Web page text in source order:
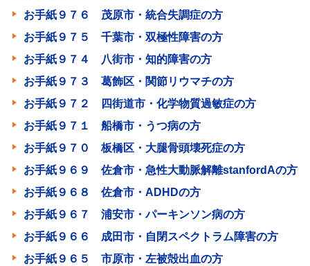
お手紙９７６ 茂原市・統合失調症の方
お手紙９７５ 千葉市・双極性障害の方
お手紙９７４ 八街市・知的障害の方
お手紙９７３ 葛飾区・関節リウマチの方
お手紙９７２ 四街道市・化学物質過敏症の方
お手紙９７１ 船橋市・うつ病の方
お手紙９７０ 板橋区・大腿骨頭壊死症の方
お手紙９６９ 佐倉市・急性大動脈解離stanfordAの方
お手紙９６８ 佐倉市・ADHDの方
お手紙９６７ 浦安市・パーキンソン病の方
お手紙９６６ 成田市・自閉スペクトラム障害の方
お手紙９６５ 市原市・左被殻出血の方